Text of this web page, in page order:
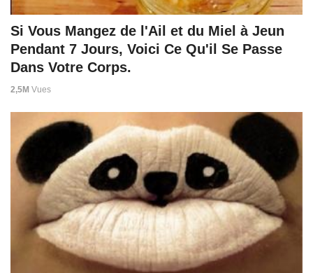
Si Vous Mangez de l'Ail et du Miel à Jeun
Pendant 7 Jours, Voici Ce Qu'il Se Passe
Dans Votre Corps.
2,5M Vues